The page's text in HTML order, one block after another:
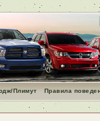
Плимут Правила